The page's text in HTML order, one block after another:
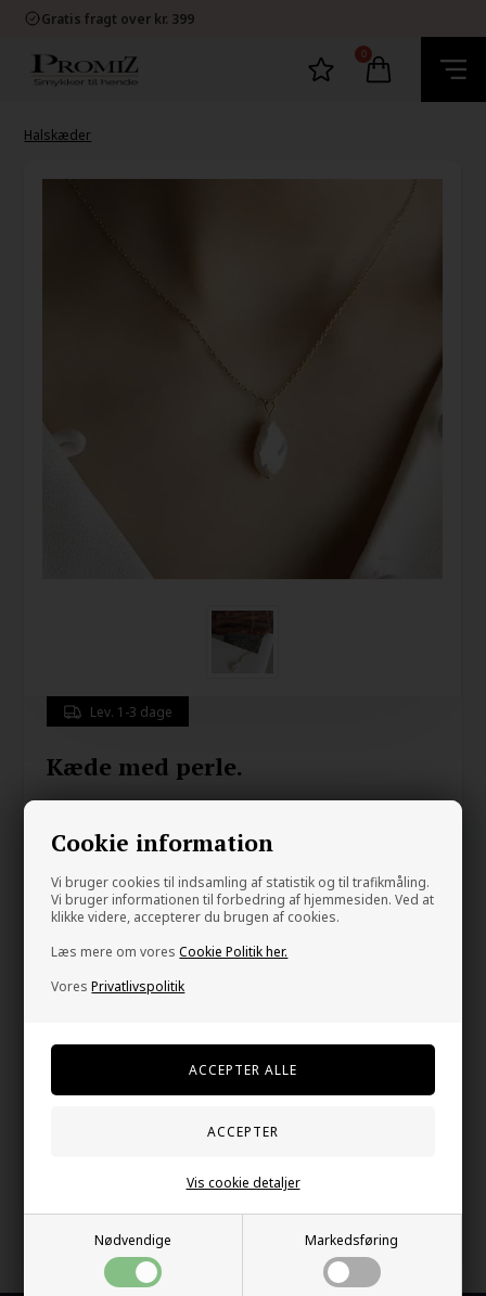
Cookie information
Vi bruger cookies til indsamling af statistik og til trafikmåling.
Vi bruger informationen til forbedring af hjemmesiden. Ved at
klikke videre, accepterer du brugen af cookies.
Læs mere om voresCookie Politik her.
VoresPrivatlivspolitik
Nødvendige Markedsføring
Vis cookie detaljer
Gratis fragt over kr. 399
60 dage bytte og retur
E-mærket Dansk Webshop
60 dage bytte og retur
0
Halskæder
Lev. 1-3 dage
Kæde med perle.
255,00 DKK
Gem
Forgyldt ædelstålkæde 18K med perlelook på ca. 1,5 x 1,2 cm
Gratis fragt over kr. 399
60 dage bytte og retur